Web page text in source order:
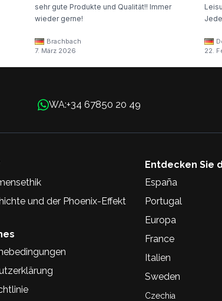
sehr gute Produkte und Qualität!! Immer
wieder gerne!
Brachbach
7. März 2026
22.
WA:+34 67850 20 49
und der Phoenix-Effekt
Entdecken Sie
España
Portugal
Europa
France
Italien
Sweden
Czechia